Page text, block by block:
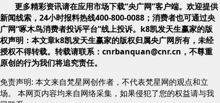
更多精彩资讯请在应用市场下载“央广网”客户端。欢迎提供
新闻线索，24小时报料热线400-800-0088；消费者也可通过央
广网“啄木鸟消费者投诉平台”线上投诉。k8凯发天生赢家的版
权声明：本文章k8凯发天生赢家的版权归属央广网所有，未经
授权不得转载。转载请联系： cnrbanquan@cnr.cn ，不尊重
原创的行为我们将追究责任。
免责声明: 本文来自梵星网创作者，不代表梵星网的观点和立
场。 本网页内容均来自网络采集，如果侵犯了您的权益请与我